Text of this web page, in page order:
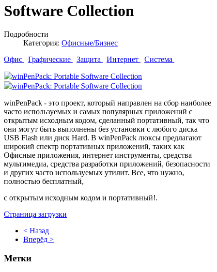
Software Collection
Подробности
Категория: Офисные/Бизнес
Офис
Графические Защита Интернет Система
winPenPack - это проект, который направлен на сбор наиболее
часто используемых и самых популярных приложений с
открытым исходным кодом, сделанный портативный, так что
они могут быть выполнены без установки с любого диска
USB Flash или диск Hard. В winPenPack люксы предлагают
широкий спектр портативных приложений, таких как
Офисные приложения, интернет инструменты, средства
мультимедиа, средства разработки приложений, безопасности
и других часто используемых утилит. Все, что нужно,
полностью бесплатный,
с открытым исходным кодом и портативный!.
Страница загрузки
< Назад
Вперёд >
Метки